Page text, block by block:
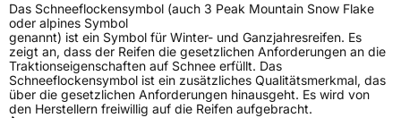
Das Schneeflockensymbol (auch 3 Peak Mountain Snow Flake
oder alpines Symbol
genannt) ist ein Symbol für Winter- und Ganzjahresreifen. Es
zeigt an, dass der Reifen die gesetzlichen Anforderungen an die
Traktionseigenschaften auf Schnee erfüllt. Das
Schneeflockensymbol ist ein zusätzliches Qualitätsmerkmal, das
über die gesetzlichen Anforderungen hinausgeht. Es wird von
den Herstellern freiwillig auf die Reifen aufgebracht.